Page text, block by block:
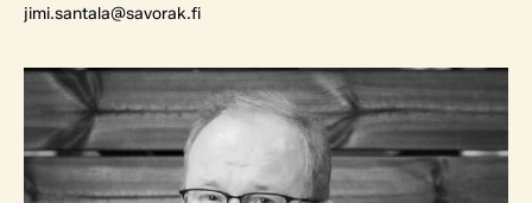
jimi.santala@savorak.fi